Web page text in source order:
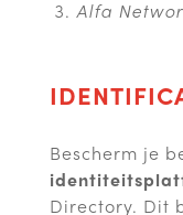
Alfa
Bescherm je
Directory. Dit